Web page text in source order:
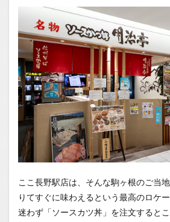
少しの
違和感
1.0.3
名脇役
輝き！
野沢菜
と具沢
山味噌
汁
1.0.4
まと
め：冒
てに見
たもの
1.1
ここ長野駅店は、そんな駒ヶ根のご当
りてすぐに味わえるという最高のロケ
迷わず「ソースカツ丼」を注文すると